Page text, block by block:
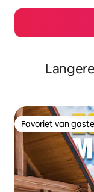
Favoriet van
Favoriet van